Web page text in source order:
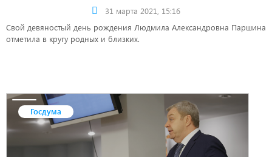
31 марта 2021, 15:16
Свой девяностый день рождения Людмила Александровна Паршина
отметила в кругу родных и близких.
Госдума